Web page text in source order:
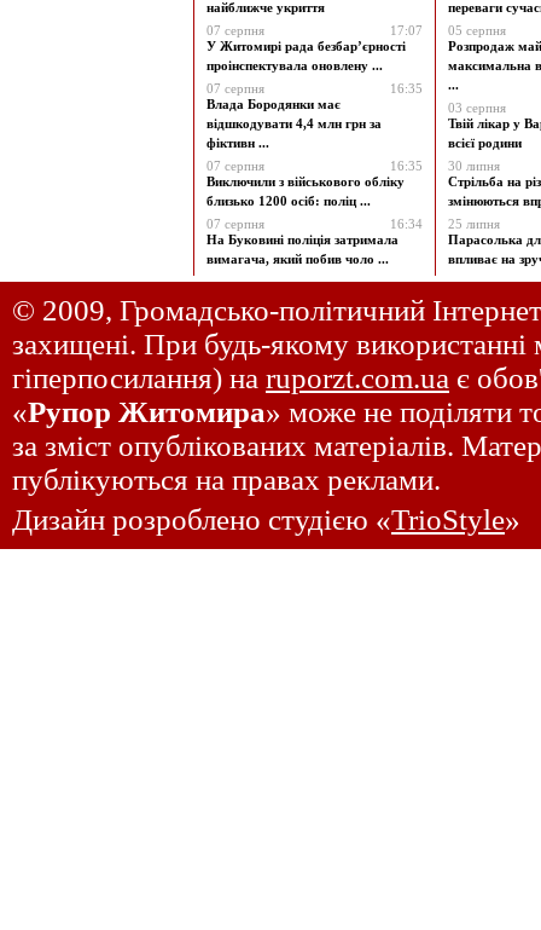
найближче укриття
07 серпня
17:07
У Житомирі рада безбар’єрності
проінспектувала оновлену ...
07 серпня
16:35
Влада Бородянки має
відшкодувати 4,4 млн грн за
фіктивн ...
07 серпня
16:35
Виключили з військового обліку
близько 1200 осіб: поліц ...
07 серпня
16:34
На Буковині поліція затримала
вимагача, який побив чоло ...
переваги
05 серпня
Розпродаж
максимальна
...
03 серпня
Твій лікар у
всієї родини
30 липня
Стрільба на
змінюються
25 липня
Парасолька
впливає на
© 2009, Громадсько-політичний
захищені. При будь-якому використанні
гіперпосилання) на ruporzt.com.ua є
«Рупор Житомира» може не поділяти
за зміст опублікованих матеріалів.
публікуються на правах реклами.
Дизайн розроблено студією «TrioStyle»